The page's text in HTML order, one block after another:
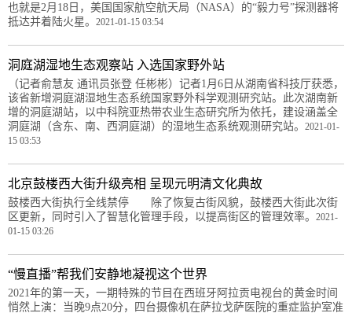
也就是2月18日，美国国家航空航天局（NASA）的“毅力号”探测器将
抵达并着陆火星。 2021-01-15 03:54
洞庭湖湿地生态观察站 入选国家野外站
（记者俞慧友 通讯员张登 任彬彬）记者1月6日从湖南省科技厅获悉，
该省新增洞庭湖湿地生态系统国家野外科学观测研究站。此次湖南新
增的洞庭湖站，以中科院亚热带农业生态研究所为依托，建设涵盖全
洞庭湖（含东、南、西洞庭湖）的湿地生态系统观测研究站。 2021-01-
15 03:53
北京鼓楼西大街升级亮相 呈现元明清文化典故
鼓楼西大街执行全线禁停 除了恢复古街风貌，鼓楼西大街此次街
区更新，同时引入了智慧化管理手段，以提高街区的管理效率。 2021-
01-15 03:26
“慢直播”帮我们安静地凝视这个世界
2021年的第一天，一期特殊的节目在西班牙阿拉贡电视台的黄金时间
悄然上演：当晚9点20分，四台摄像机在萨拉戈萨医院的重症监护室准